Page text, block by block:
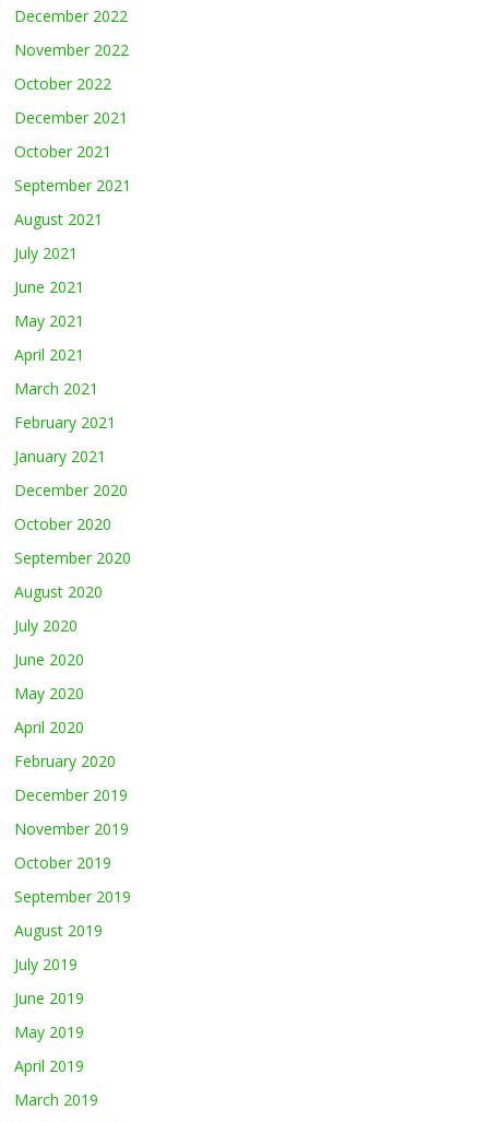
December 2022
November 2022
October 2022
December 2021
October 2021
September 2021
August 2021
July 2021
June 2021
May 2021
April 2021
March 2021
February 2021
January 2021
December 2020
October 2020
September 2020
August 2020
July 2020
June 2020
May 2020
April 2020
February 2020
December 2019
November 2019
October 2019
September 2019
August 2019
July 2019
June 2019
May 2019
April 2019
March 2019